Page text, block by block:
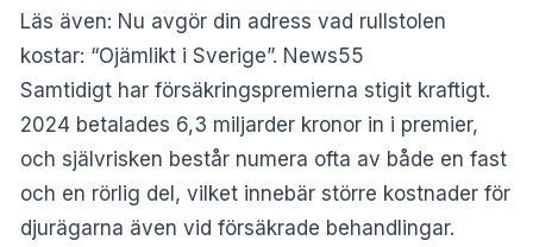
Läs även: Nu avgör din adress vad rullstolen
kostar: “Ojämlikt i Sverige”. News55
Samtidigt har försäkringspremierna stigit kraftigt.
2024 betalades 6,3 miljarder kronor in i premier,
och självrisken består numera ofta av både en fast
och en rörlig del, vilket innebär större kostnader för
djurägarna även vid försäkrade behandlingar.